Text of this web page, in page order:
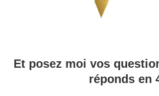
Et posez moi vos
réponds en